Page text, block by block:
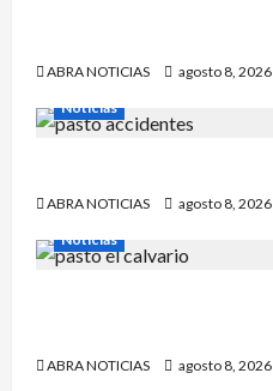
ABRA NOTICIAS
agosto 8, 2026
Noticias
ABRA NOTICIAS
agosto 8, 2026
Noticias
ABRA NOTICIAS agosto 8, 2026